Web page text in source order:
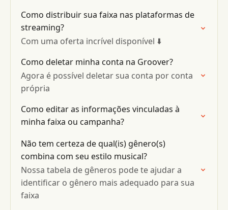
Como distribuir sua faixa nas plataformas de
streaming?
Com uma oferta incrível disponível ⬇️
Como deletar minha conta na Groover?
Agora é possível deletar sua conta por conta
própria
Como editar as informações vinculadas à
minha faixa ou campanha?
Não tem certeza de qual(is) gênero(s)
combina com seu estilo musical?
Nossa tabela de gêneros pode te ajudar a
identificar o gênero mais adequado para sua
faixa